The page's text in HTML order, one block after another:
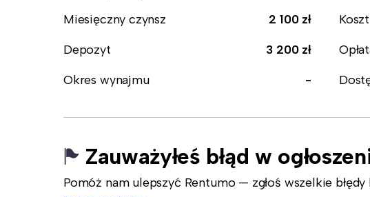
Miesięczny czynsz 2 100 zł
Depozyt
3 200 zł
Okres wynajmu
-
Zauważyłeś błąd w
Pomóż nam ulepszyć Rentumo — zgłoś wszelkie